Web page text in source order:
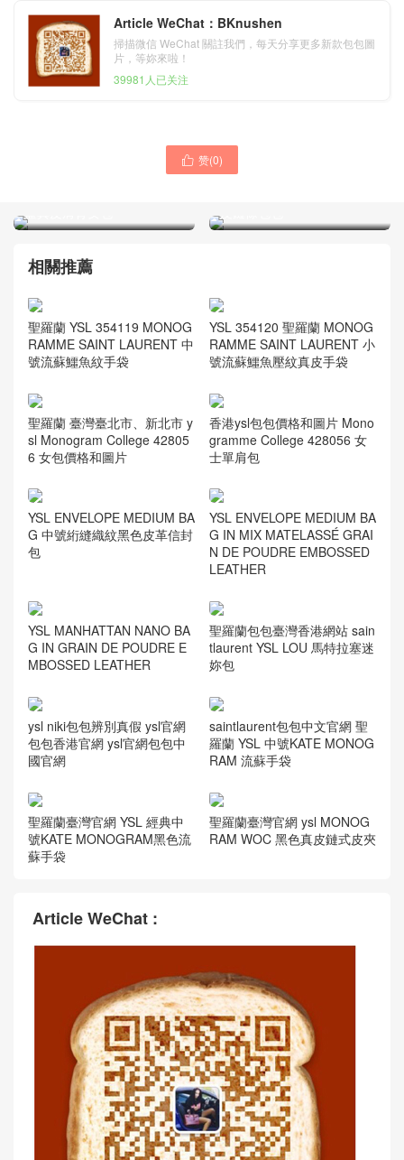
Article WeChat：BKnushen
掃描微信 WeChat 關註我們，每天分享更多新款包包圖
片，等妳來啦！
39981人已关注
 赞(0)
聖羅蘭女包官網 YSL BETTY
聖羅蘭 YSL女包 2018秋冬
相關推薦
聖羅蘭 YSL 354119 MONOG
RAMME SAINT LAURENT 中
號流蘇鱷魚紋手袋
YSL 354120 聖羅蘭 MONOG
RAMME SAINT LAURENT 小
號流蘇鱷魚壓紋真皮手袋
聖羅蘭 臺灣臺北市、新北市 y
sl Monogram College 42805
6 女包價格和圖片
香港ysl包包價格和圖片 Mono
gramme College 428056 女
士單肩包
YSL ENVELOPE MEDIUM BA
G 中號絎縫織紋黑色皮革信封
包
YSL ENVELOPE MEDIUM BA
G IN MIX MATELASSÉ GRAI
N DE POUDRE EMBOSSED
LEATHER
YSL MANHATTAN NANO BA
G IN GRAIN DE POUDRE E
MBOSSED LEATHER
聖羅蘭包包臺灣香港網站 sain
tlaurent YSL LOU 馬特拉塞迷
妳包
ysl niki包包辨別真假 ysl官網
包包香港官網 ysl官網包包中
國官網
saintlaurent包包中文官網 聖
羅蘭 YSL 中號KATE MONOG
RAM 流蘇手袋
聖羅蘭臺灣官網 YSL 經典中
號KATE MONOGRAM黑色流
蘇手袋
聖羅蘭臺灣官網 ysl MONOG
RAM WOC 黑色真皮鏈式皮夾
Article WeChat :